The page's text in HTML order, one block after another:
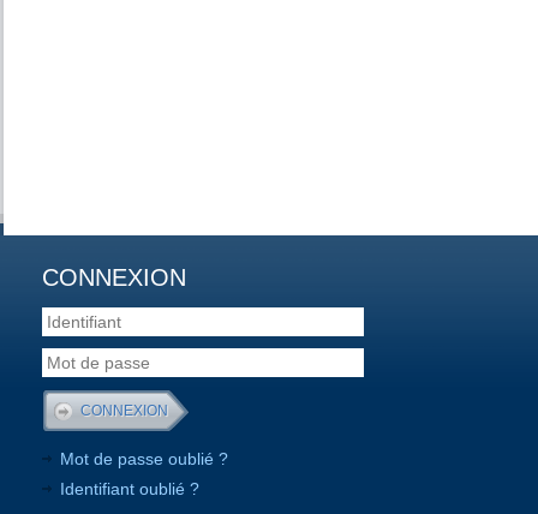
CONNEXION
Mot de passe oublié ?
Identifiant oublié ?